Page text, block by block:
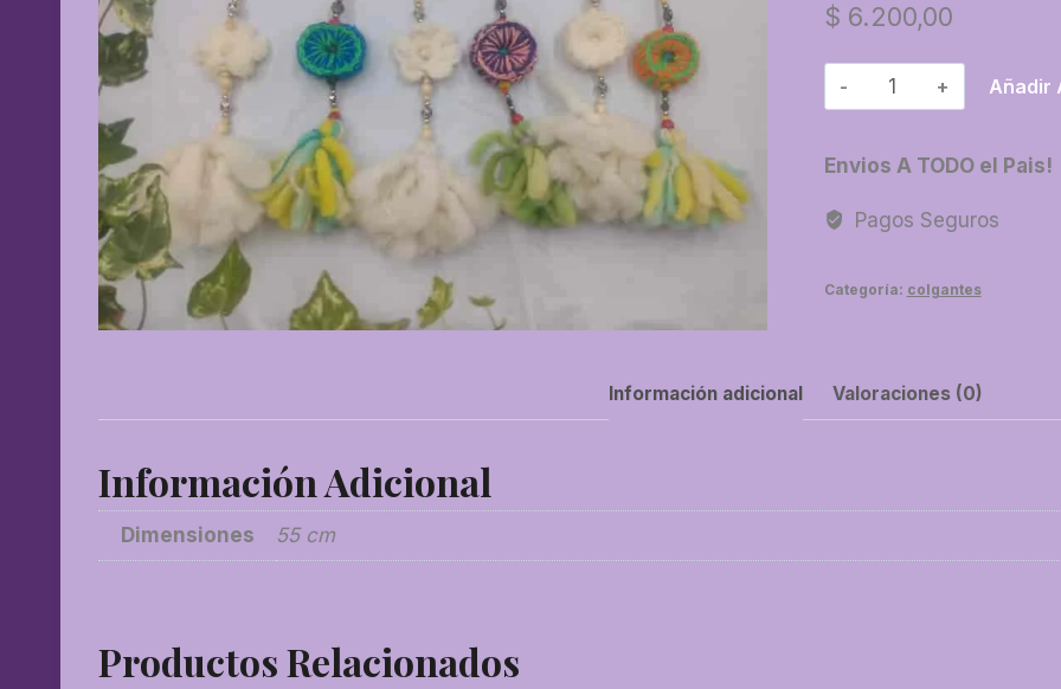
$ 6.200,00
61-
Borla
lana
cantidad
Añadir
Envios A TODO el Pais!
Pagos Seguros
Categoría: colgantes
Información adicional Valoraciones (0)
Información Adicional
Dimensiones 55 cm
Productos Relacionados